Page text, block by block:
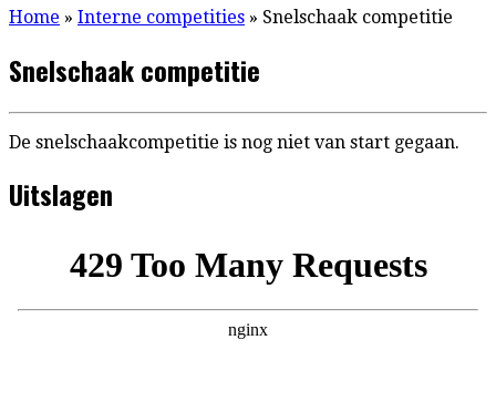
Home » Interne competities » Snelschaak competitie
Snelschaak competitie
De snelschaakcompetitie is nog niet van start gegaan.
Uitslagen